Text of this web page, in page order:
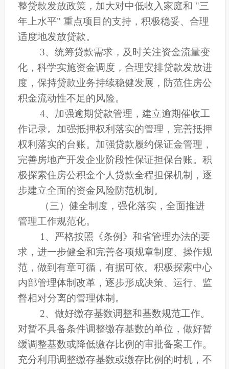
整贷款发放政策，加大对中低收入家庭和 "三
年上水平" 重点项目的支持，积极稳妥、合理
适度地发放贷款。
3、统筹贷款需求，及时关注资金流量变
化，科学实施资金调度，合理安排贷款发放进
度，保持贷款业务持续稳健发展，防范住房公
积金流动性不足的风险。
4、加强逾期贷款管理，建立逾期催收工
作记录。加强抵押权利落实的管理，完善抵押
权利落实的台账。加强贷款履约保证金管理，
完善房地产开发企业阶段性保证担保台账。积
极探索住房公积金个人贷款全程担保机制，逐
步建立全面的资金风险防范机制。
（三）健全制度，强化落实，全面推进
管理工作规范化。
1、严格按照《条例》和省管理办法的要
求，进一步健全和完善各项规章制度、操作规
范，做到有章可循，有据可依。积极探索中心
内部管理体制改革，逐步形成决策、运行、监
督相对分离的管理体制。
2、做好缴存基数调整和基数规范工作。
对暂不具备条件调整缴存基数的单位，做好暂
缓调整基数或降低缴存比例的审批备案工作。
充分利用调整缴存基数或缴存比例的时机，不